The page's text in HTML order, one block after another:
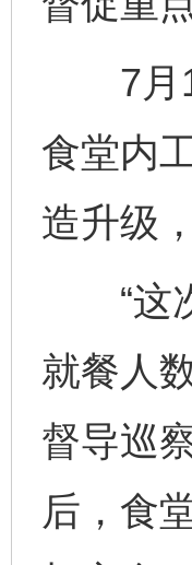
7月17
食堂内
造升级
“这次
就餐人
督导巡
后，食